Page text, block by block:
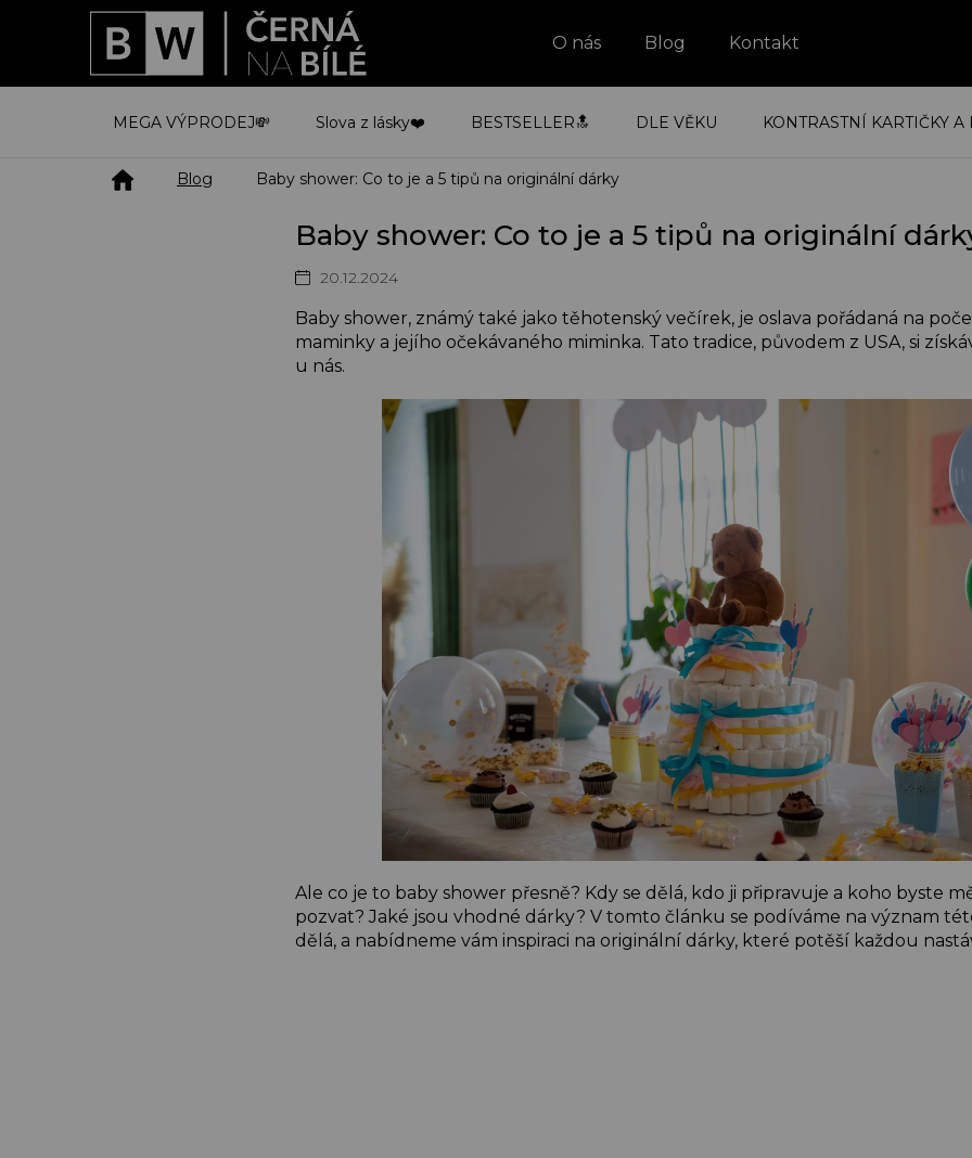
O nás Blog Kontakt
MEGA VÝPRODEJ💸 Slova z lásky❤️ BESTSELLER🔝 DLE VĚKU KONTRASTNÍ KARTIČKY A
DomůBlog Baby shower: Co to je a 5 tipů na originální dárky
Baby shower: Co to je a 5 tipů na originální
20.12.2024
Baby shower, známý také jako těhotenský večírek, je oslava pořádaná na
maminky a jejího očekávaného miminka. Tato tradice, původem z USA, si
u nás.
Ale co je to baby shower přesně? Kdy se dělá, kdo ji připravuje a koho byste
pozvat? Jaké jsou vhodné dárky? V tomto článku se podíváme na význam
dělá, a nabídneme vám inspiraci na originální dárky, které potěší každou